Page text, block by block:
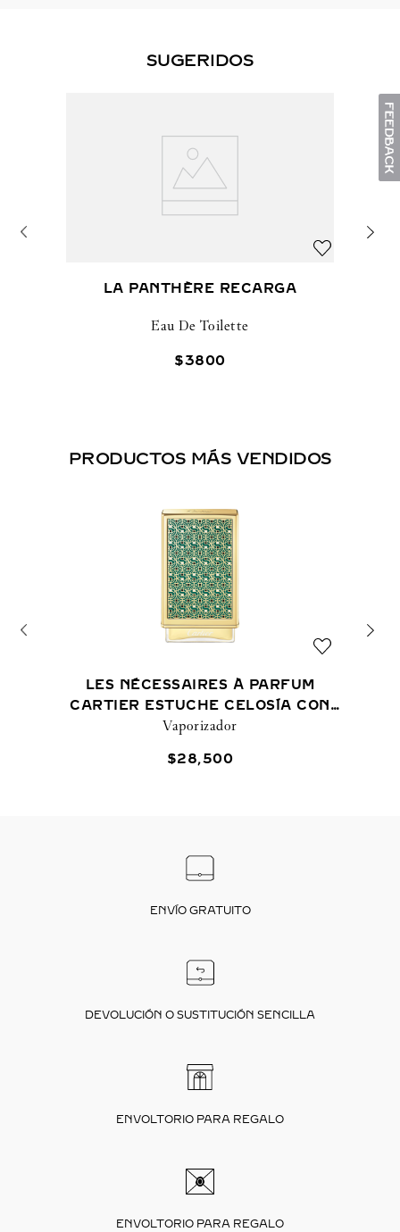
SUGERIDOS
LA PANTHÈRE RECARGA
Eau De Toilette
$3800
PRODUCTOS MÁS VENDIDOS
LES NÉCESSAIRES À PARFUM
CARTIER ESTUCHE CELOSÍA CON
PERFUME OUD & SANTAL
Vaporizador
$28,500
ENVÍO GRATUITO
DEVOLUCIÓN O SUSTITUCIÓN SENCILLA
ENVOLTORIO PARA REGALO
ENVOLTORIO PARA REGALO